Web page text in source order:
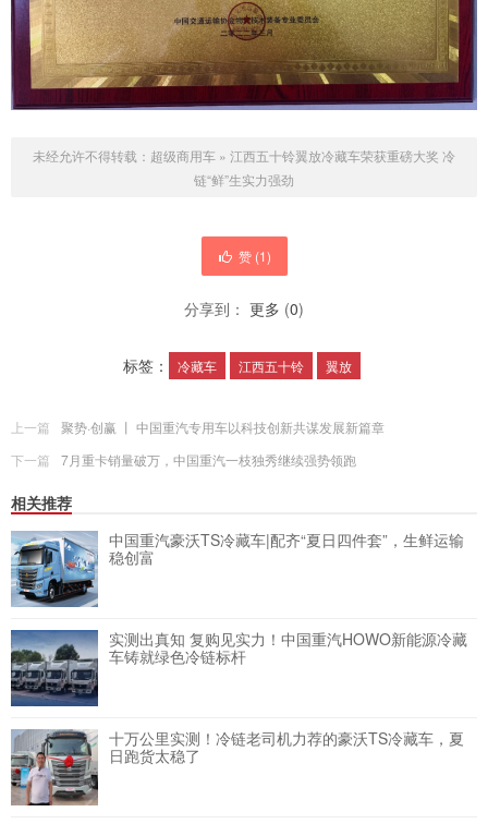
未经允许不得转载： 超级商用车 » 江西五十铃翼放冷藏车荣获重磅大奖 冷
链“鲜”生实力强劲
赞 (1)
分享到： 更多 (0)
标签： 冷藏车 江西五十铃 翼放
上一篇
聚势·创赢 丨 中国重汽专用车以科技创新共谋发展新篇章
下一篇
7月重卡销量破万，中国重汽一枝独秀继续强势领跑
相关推荐
中国重汽豪沃TS冷藏车|配齐“夏日四件套”，生鲜运输
稳创富
实测出真知 复购见实力！中国重汽HOWO新能源冷藏
车铸就绿色冷链标杆
十万公里实测！冷链老司机力荐的豪沃TS冷藏车，夏
日跑货太稳了